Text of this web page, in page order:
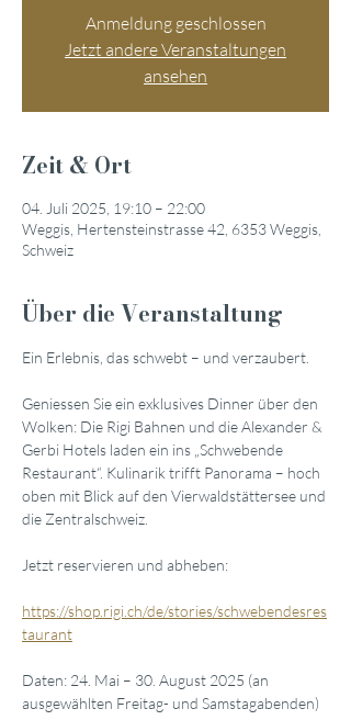
Anmeldung geschlossen
Jetzt andere Veranstaltungen
ansehen
Zeit & Ort
04. Juli 2025, 19:10 – 22:00
Weggis, Hertensteinstrasse 42, 6353 Weggis,
Schweiz
Über die Veranstaltung
Ein Erlebnis, das schwebt – und verzaubert.
Geniessen Sie ein exklusives Dinner über den
Wolken: Die Rigi Bahnen und die Alexander &
Gerbi Hotels laden ein ins „Schwebende
Restaurant“. Kulinarik trifft Panorama – hoch
oben mit Blick auf den Vierwaldstättersee und
die Zentralschweiz.
Jetzt reservieren und abheben:
https://shop.rigi.ch/de/stories/schwebendesres
taurant
Daten: 24. Mai – 30. August 2025 (an
ausgewählten Freitag- und Samstagabenden)